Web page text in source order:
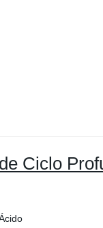
Ciclo